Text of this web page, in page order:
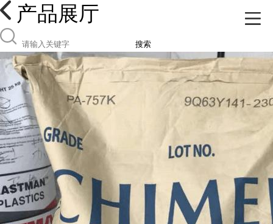
产品展厅
搜索